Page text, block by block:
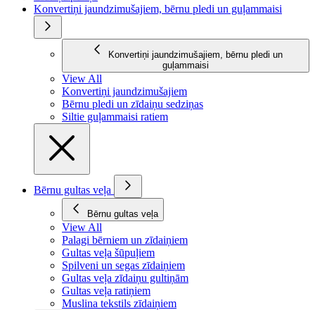
Konvertiņi jaundzimušajiem, bērnu pledi un guļammaisi
Konvertiņi jaundzimušajiem, bērnu pledi un
guļammaisi
View All
Konvertiņi jaundzimušajiem
Bērnu pledi un zīdaiņu sedziņas
Siltie guļammaisi ratiem
Bērnu gultas veļa
Bērnu gultas veļa
View All
Palagi bērniem un zīdaiņiem
Gultas veļa šūpuļiem
Spilveni un segas zīdaiņiem
Gultas veļa zīdaiņu gultiņām
Gultas veļa ratiņiem
Muslina tekstils zīdaiņiem